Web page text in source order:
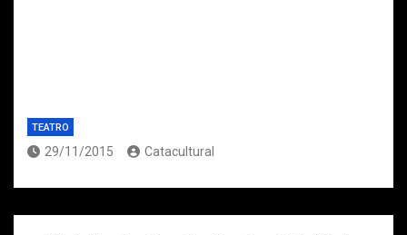
TEATRO
29/11/2015 Catacultural